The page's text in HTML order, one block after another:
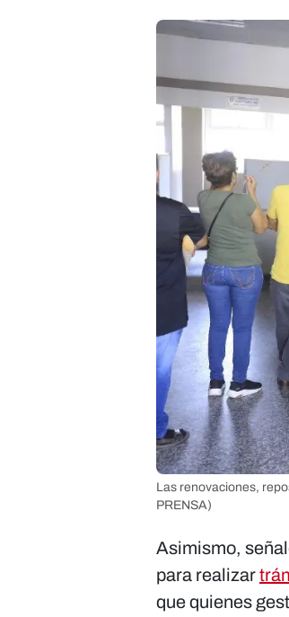
Las renovaciones,
PRENSA)
Asimismo,
para realizar
que quienes